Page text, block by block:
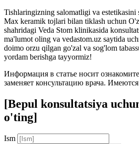
Tishlaringizning salomatligi va
Max keramik tojlari bilan tiklash uchun
shahridagi Veda Stom klinikasida
ma'lumot oling va vedastom.uz saytida
doimo orzu qilgan go'zal va sog'lom
yordam berishga tayyormiz!
Информация в статье носит
заменяет консультацию врача.
[Bepul konsultatsiya
o'ting]
Ism